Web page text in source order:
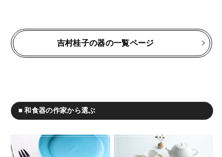
吉村桂子の器の一覧ページ
■ 和食器の作家から選ぶ